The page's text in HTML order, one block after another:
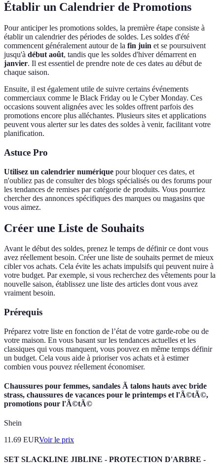
Établir un Calendrier de Promotions
Pour anticiper les promotions soldes, la première étape consiste à
établir un calendrier des périodes de soldes. Les soldes d'été
commencent généralement autour de la fin juin et se poursuivent
jusqu'à début août, tandis que les soldes d'hiver démarrent en
janvier. Il est essentiel de prendre note de ces dates au début de
chaque saison.
Ensuite, il est également utile de suivre certains événements
commerciaux comme le Black Friday ou le Cyber Monday. Ces
occasions souvent alignées avec les soldes offrent parfois des
promotions encore plus alléchantes. Plusieurs sites et applications
peuvent vous alerter sur les dates des soldes à venir, facilitant votre
planification.
Astuce Pro
Utilisez un calendrier numérique pour bloquer ces dates, et
n'oubliez pas de consulter des blogs spécialisés ou des forums pour
les tendances de remises par catégorie de produits. Vous pourriez
chercher des annonces spécifiques des marques ou magasins que
vous aimez.
Créer une Liste de Souhaits
Avant le début des soldes, prenez le temps de définir ce dont vous
avez réellement besoin. Créer une liste de souhaits permet de mieux
cibler vos achats. Cela évite les achats impulsifs qui peuvent nuire à
votre budget. Par exemple, si vous recherchez des vêtements pour la
nouvelle saison, établissez une liste des articles dont vous avez
vraiment besoin.
Prérequis
Préparez votre liste en fonction de l’état de votre garde-robe ou de
votre maison. En vous basant sur les tendances actuelles et les
classiques qui vous manquent, vous pouvez en même temps définir
un budget. Cela vous aide à prioriser vos achats et à estimer
combien vous pouvez réellement économiser.
Chaussures pour femmes, sandales Ã talons hauts avec bride
strass, chaussures de vacances pour le printemps et l'Ã©tÃ©,
promotions pour l'Ã©tÃ©
Shein
11.69 EURVoir le prix
SET SLACKLINE JIBLINE - PROTECTION D'ARBRE -